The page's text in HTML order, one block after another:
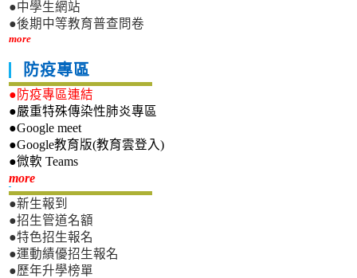
●中學生網站
●後期中等教育普查問卷
more
防疫專區
●防疫專區連結
●嚴重特殊傳染性肺炎專區
●Google meet
●Google教育版(教育雲登入)
●微軟 Teams
more新生專區
●新生報到
●招生管道名額
●特色招生報名
●運動績優招生報名
●歷年升學榜單